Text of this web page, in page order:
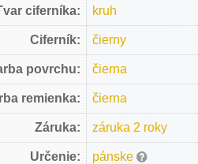
ciferníka: kruh
Ciferník: čierny
povrchu: čierna
remienka: čierna
Záruka: záruka 2 roky
Určenie: pánske